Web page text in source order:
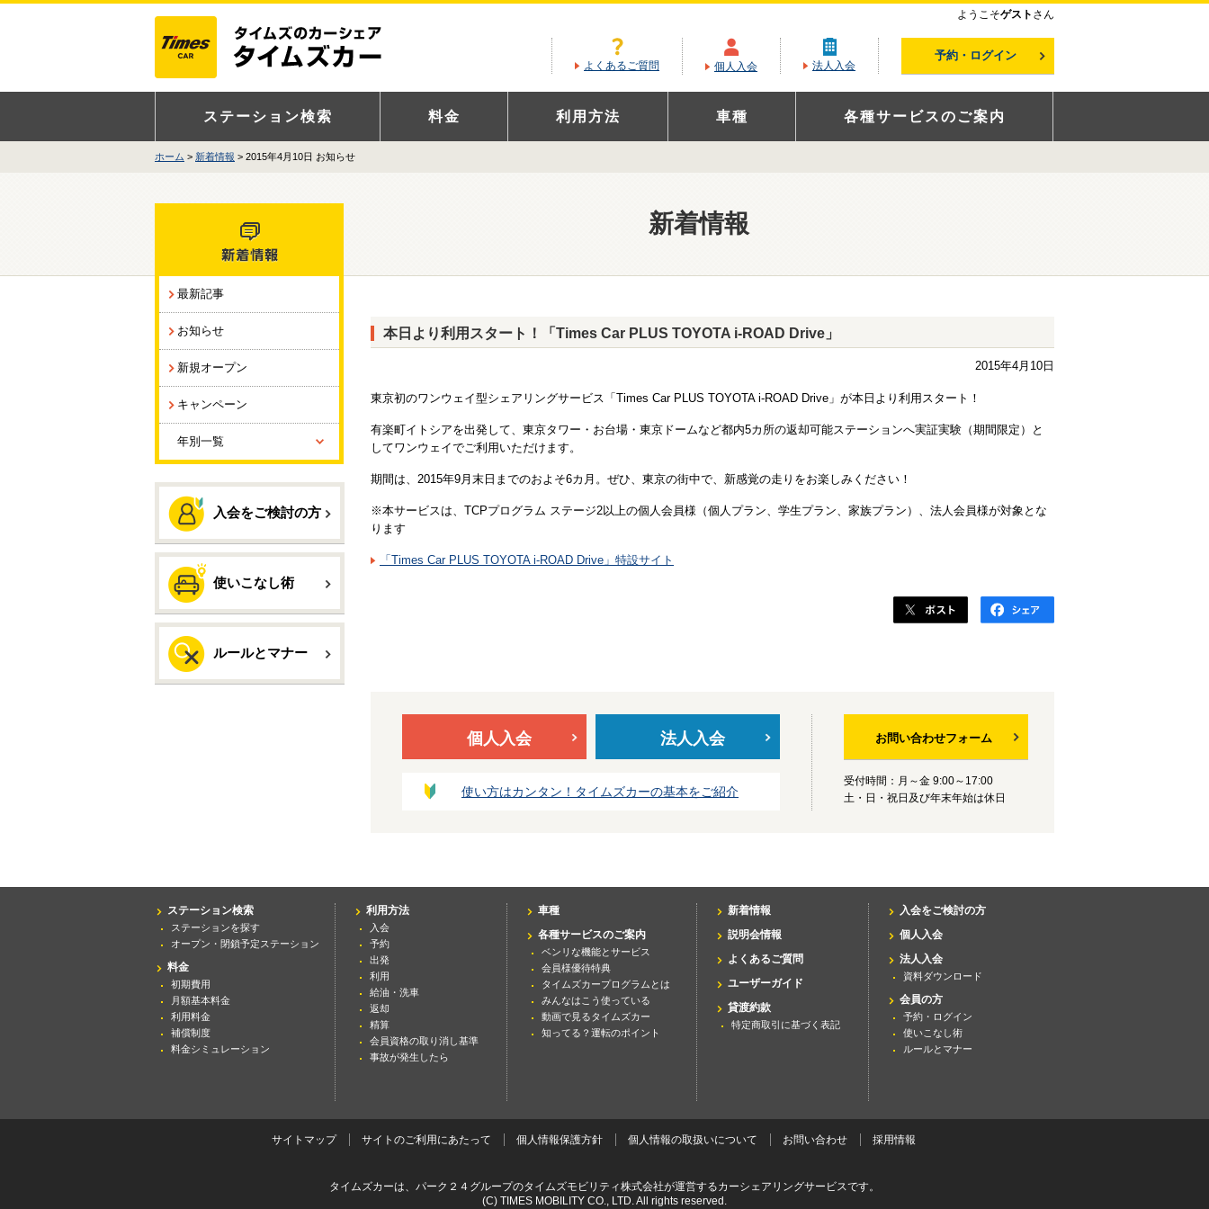
ようこそゲスト さん
よくあるご質問 個人入会 法人入会
予約・ログイン
ステーション検索 料金 利用方法 車種 各種サービスのご案内
ホーム 新着情報 > 2015年4月10日 お知らせ
新着情報
本日より利用スタート！「Times Car PLUS TOYOTA i-ROAD Drive」
2015年4月10日
東京初のワンウェイ型シェアリングサービス「Times Car PLUS TOYOTA i-ROAD Drive」が本日より利用スタート！
有楽町イトシアを出発して、東京タワー・お台場・東京ドームなど都内5カ所の返却可能ステーションへ実証実験（期間限定）と
してワンウェイでご利用いただけます。
期間は、2015年9月末日までのおよそ6カ月。ぜひ、東京の街中で、新感覚の走りをお楽しみください！
※本サービスは、TCPプログラム ステージ2以上の個人会員様（個人プラン、学生プラン、家族プラン）、法人会員様が対象とな
ります
「Times Car PLUS TOYOTA i-ROAD Drive」特設サイト
個人入会 法人入会
使い方はカンタン！タイムズカーの基本をご紹介
お問い合わせフォーム
受付時間：月～金 9:00～17:00
土・日・祝日及び年末年始は休日
最新記事
お知らせ
新規オープン
キャンペーン
年別一覧
入会をご検討の方
使いこなし術
ルールとマナー
ステーション検索
ステーションを探す
オープン・閉鎖予定ステーション
料金
初期費用
月額基本料金
利用料金
補償制度
料金シミュレーション
利用方法
入会
予約
出発
利用
給油・洗車
返却
精算
会員資格の取り消し基準
事故が発生したら
車種
各種サービスのご案内
ベンリな機能とサービス
会員様優待特典
タイムズカープログラムとは
みんなはこう使っている
動画で見るタイムズカー
知ってる？運転のポイント
新着情報
説明会情報
よくあるご質問
ユーザーガイド
貸渡約款
特定商取引に基づく表記
入会をご検討の方
個人入会
法人入会
資料ダウンロード
会員の方
予約・ログイン
使いこなし術
ルールとマナー
サイトマップ サイトのご利用にあたって 個人情報保護方針 個人情報の取扱いについて お問い合わせ 採用情報
タイムズカーは、パーク２４グループのタイムズモビリティ株式会社が運営するカーシェアリングサービスです。
(C) TIMES MOBILITY CO., LTD. All rights reserved.